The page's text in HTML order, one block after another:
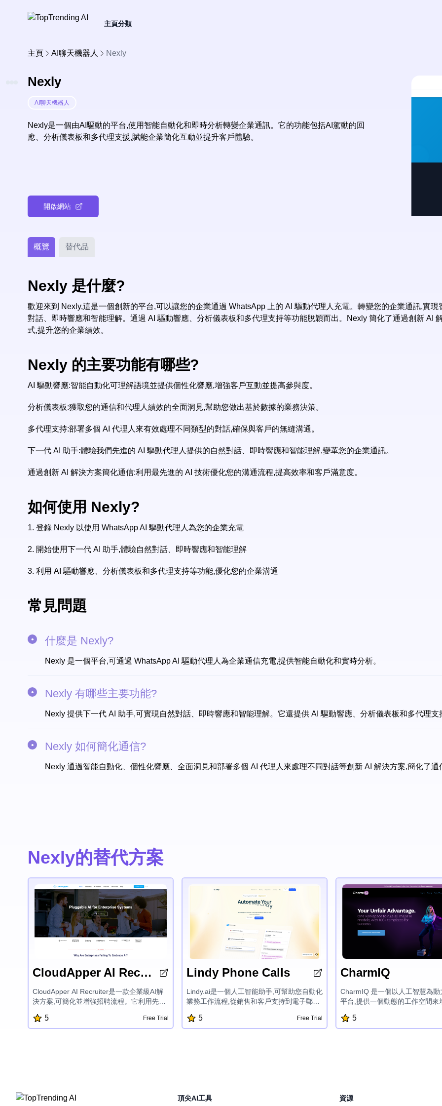
主頁分類
主頁 AI聊天機器人 Nexly
Nexly
AI聊天機器人
Nexly是一個由AI驅動的平台,使用智能自動化和即時分析轉變企業通訊。它的功能包括AI駕動的回
應、分析儀表板和多代理支援,賦能企業簡化互動並提升客戶體驗。
開啟網站
概覽 替代品
Nexly 是什麼?
歡迎來到 Nexly,這是一個創新的平台,可以讓您的企業通過 WhatsApp 上的 AI 驅動代理人充電。轉變您的企業通訊,實
對話、即時響應和智能理解。通過 AI 驅動響應、分析儀表板和多代理支持等功能脫穎而出。Nexly 簡化了通過創新 AI
式,提升您的企業績效。
Nexly 的主要功能有哪些?
AI 驅動響應:智能自動化可理解語境並提供個性化響應,增強客戶互動並提高參與度。
分析儀表板:獲取您的通信和代理人績效的全面洞見,幫助您做出基於數據的業務決策。
多代理支持:部署多個 AI 代理人來有效處理不同類型的對話,確保與客戶的無縫溝通。
下一代 AI 助手:體驗我們先進的 AI 驅動代理人提供的自然對話、即時響應和智能理解,變革您的企業通訊。
通過創新 AI 解決方案簡化通信:利用最先進的 AI 技術優化您的溝通流程,提高效率和客戶滿意度。
如何使用 Nexly?
1. 登錄 Nexly 以使用 WhatsApp AI 驅動代理人為您的企業充電
2. 開始使用下一代 AI 助手,體驗自然對話、即時響應和智能理解
3. 利用 AI 驅動響應、分析儀表板和多代理支持等功能,優化您的企業溝通
常見問題
什麼是 Nexly?
Nexly 是一個平台,可通過 WhatsApp AI 驅動代理人為企業通信充電,提供智能自動化和實時分析。
Nexly 有哪些主要功能?
Nexly 提供下一代 AI 助手,可實現自然對話、即時響應和智能理解。它還提供 AI 驅動響應、分析儀表板和多代理支
Nexly 如何簡化通信?
Nexly 通過智能自動化、個性化響應、全面洞見和部署多個 AI 代理人來處理不同對話等創新 AI 解決方案,簡化了通
Nexly的替代方案
CloudApper AI Recruiter
CloudApper AI Recruiter是一款企業級AI解
決方案,可簡化並增強招聘流程。它利用先進
提供個性化建議,幫助企業更快地找到合適的
人才,同時確保數據隱私和與現有HR系統的無
5 Free Trial
Lindy Phone Calls
Lindy.ai是一個人工智能助手,可幫助您自動化
業務工作流程,從銷售和客戶支持到電子郵件
縫集成,Lindy使您輕鬆創建節省時間並推動您
業務成長的人工智能代理。
5 Free Trial
CharmIQ
CharmIQ 是一個以人工智慧為動
平台,提供一個動態的工作空間來
慧助手,CharmIQ 可以在各種領
和情境感知的解決方案,幫助您完
5
頂尖AI工具 資源